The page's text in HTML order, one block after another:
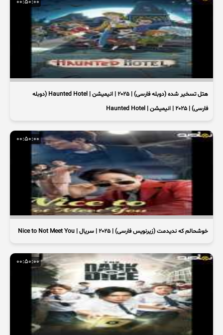
00:50:00
هتل تسخیر شده (دوبله فارسی) | 2025 | انیمیشن | Haunted Hotel (دوبله
فارسی) | 2025 | انیمیشن | Haunted Hotel
00:50:00
خوشحالم که ندیدمت (زیرنویس فارسی) | 2025 | سریال | Nice to Not Meet You
00:50:00